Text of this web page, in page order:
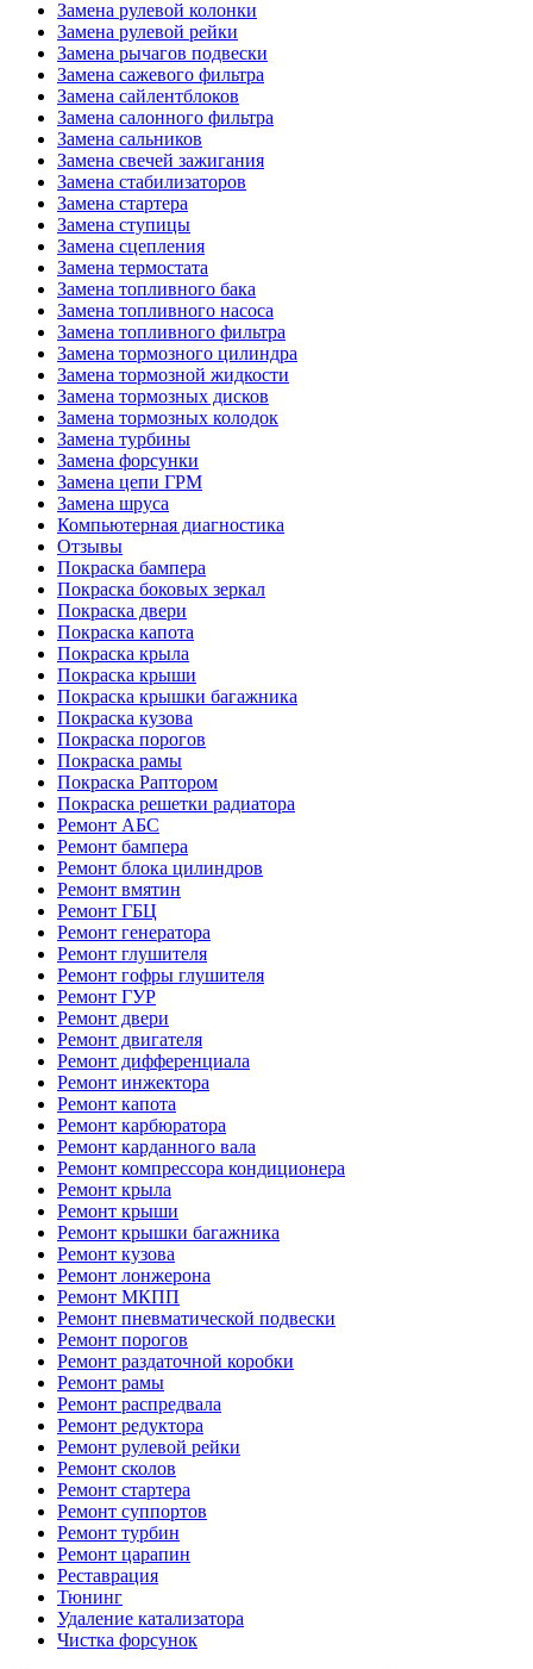
Замена рулевой колонки
Замена рулевой рейки
Замена рычагов подвески
Замена сажевого фильтра
Замена сайлентблоков
Замена салонного фильтра
Замена сальников
Замена свечей зажигания
Замена стабилизаторов
Замена стартера
Замена ступицы
Замена сцепления
Замена термостата
Замена топливного бака
Замена топливного насоса
Замена топливного фильтра
Замена тормозного цилиндра
Замена тормозной жидкости
Замена тормозных дисков
Замена тормозных колодок
Замена турбины
Замена форсунки
Замена цепи ГРМ
Замена шруса
Компьютерная диагностика
Отзывы
Покраска бампера
Покраска боковых зеркал
Покраска двери
Покраска капота
Покраска крыла
Покраска крыши
Покраска крышки багажника
Покраска кузова
Покраска порогов
Покраска рамы
Покраска Раптором
Покраска решетки радиатора
Ремонт АБС
Ремонт бампера
Ремонт блока цилиндров
Ремонт вмятин
Ремонт ГБЦ
Ремонт генератора
Ремонт глушителя
Ремонт гофры глушителя
Ремонт ГУР
Ремонт двери
Ремонт двигателя
Ремонт дифференциала
Ремонт инжектора
Ремонт капота
Ремонт карбюратора
Ремонт карданного вала
Ремонт компрессора кондиционера
Ремонт крыла
Ремонт крыши
Ремонт крышки багажника
Ремонт кузова
Ремонт лонжерона
Ремонт МКПП
Ремонт пневматической подвески
Ремонт порогов
Ремонт раздаточной коробки
Ремонт рамы
Ремонт распредвала
Ремонт редуктора
Ремонт рулевой рейки
Ремонт сколов
Ремонт стартера
Ремонт суппортов
Ремонт турбин
Ремонт царапин
Реставрация
Тюнинг
Удаление катализатора
Чистка форсунок